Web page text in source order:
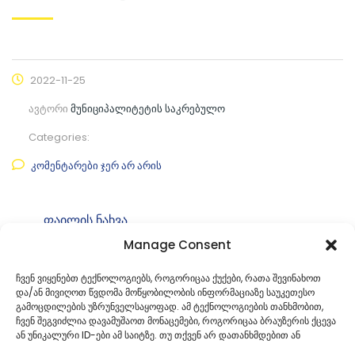
Manage Consent
ჩვენ ვიყენებთ ტექნოლოგიებს, როგორიცაა ქუქები, რათა შევინახოთ
და/ან მივიღოთ წვდომა მოწყობილობის ინფორმაციაზე საუკეთესო
გამოცდილების უზრუნველსაყოფად. ამ ტექნოლოგიების თანხმობით,
ჩვენ შეგვიძლია დავამუშაოთ მონაცემები, როგორიცაა ბრაუზერის ქცევა
ან უნიკალური ID-ები ამ საიტზე. თუ თქვენ არ დათანხმდებით ან
2022-11-25
ავტორი მუნიციპალიტეტის საკრებულო
Categories:
კომენტარები ჯერ არ არის
ფაილის ნახვა
კატეგორიასაკრებულოს დადგენილებები
ID:33